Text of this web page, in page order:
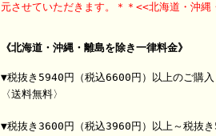
元させていただきます。＊＊<<北海道・沖縄
《北海道・沖縄・離島を除き一律料金》
▼税抜き5940円
（税込6600円）以上のご購入
〈送料無料〉
▼税抜き3600円 （税込3960円）以上～税抜